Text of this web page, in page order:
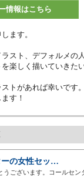
情報はこちら
ます。
スト、デフォルメの
楽しく描いていきた
トがあれば幸いです。
す！
ーの女性セッ…
うございます。コールセン